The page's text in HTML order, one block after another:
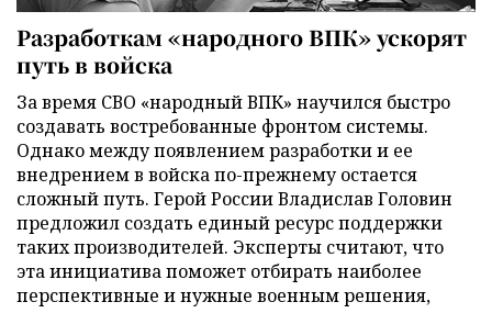
Разработкам «народного ВПК» ускорят
путь в войска
За время СВО «народный ВПК» научился быстро
создавать востребованные фронтом системы.
Однако между появлением разработки и ее
внедрением в войска по-прежнему остается
сложный путь. Герой России Владислав Головин
предложил создать единый ресурс поддержки
таких производителей. Эксперты считают, что
эта инициатива поможет отбирать наиболее
перспективные и нужные военным решения,